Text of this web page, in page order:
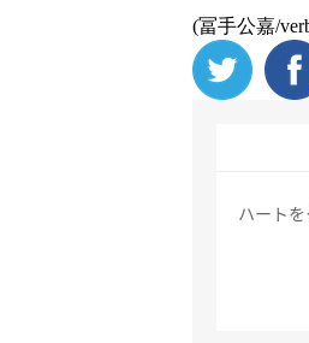
(冨手公嘉/
ハート